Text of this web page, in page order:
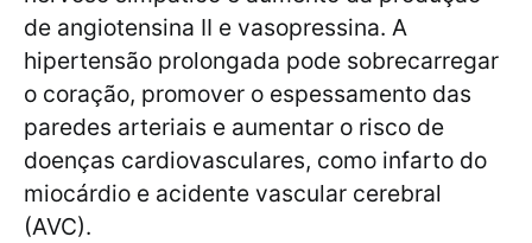
de angiotensina II e vasopressina. A
hipertensão prolongada pode sobrecarregar
o coração, promover o espessamento das
paredes arteriais e aumentar o risco de
doenças cardiovasculares, como infarto do
miocárdio e acidente vascular cerebral
(AVC).